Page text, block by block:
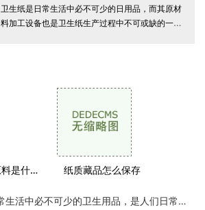
卫生纸是日常生活中必不可少的日用品，而其原材
料加工设备也是卫生纸生产过程中不可或缺的一
蔡伦改进造纸术的原料是什么 纸质藏品怎么保存
卫生纸，作为日常生活中必不可少的卫生用品，是人们日常生活中最基本的生活用品之一。卫生纸的原材料是什么做的呢？其实，卫生纸的原纸主要来源于木浆和再生纸两种原材料。木